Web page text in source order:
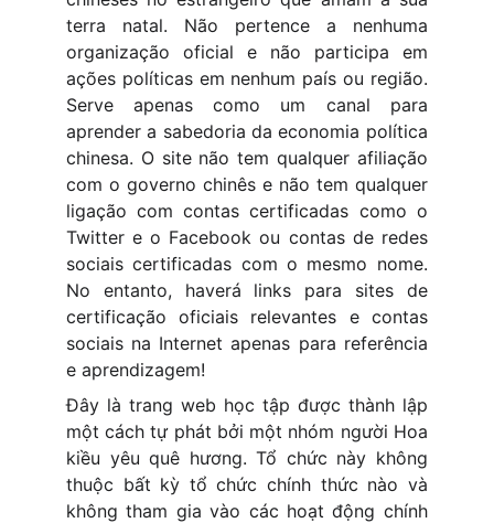
terra natal. Não pertence a nenhuma
organização oficial e não participa em
ações políticas em nenhum país ou região.
Serve apenas como um canal para
aprender a sabedoria da economia política
chinesa. O site não tem qualquer afiliação
com o governo chinês e não tem qualquer
ligação com contas certificadas como o
Twitter e o Facebook ou contas de redes
sociais certificadas com o mesmo nome.
No entanto, haverá links para sites de
certificação oficiais relevantes e contas
sociais na Internet apenas para referência
e aprendizagem!
Đây là trang web học tập được thành lập
một cách tự phát bởi một nhóm người Hoa
kiều yêu quê hương. Tổ chức này không
thuộc bất kỳ tổ chức chính thức nào và
không tham gia vào các hoạt động chính